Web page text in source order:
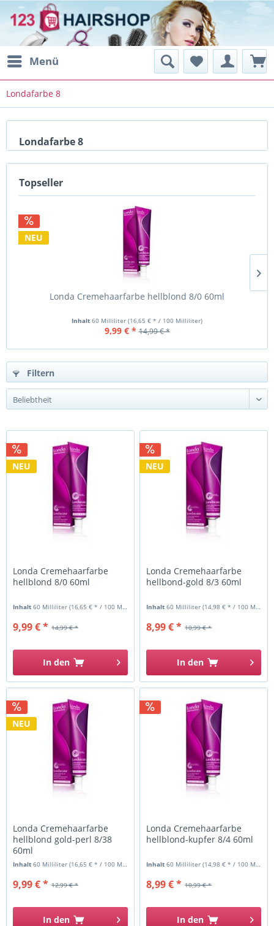
Menü
Londafarbe 8
Londafarbe 8
Topseller
NEU
Londa Cremehaarfarbe hellblond 8/0 60ml
Inhalt 60 Milliliter (16,65 € * / 100 Milliliter)
9,99 € * 14,99 € *
Filtern
NEU
Londa Cremehaarfarbe
hellblond 8/0 60ml
Inhalt60 Milliliter(16,65 € * / 100 Milliliter)
14,99 € *
9,99 € *
In den
NEU
Londa Cremehaarfarbe
hellbond-gold 8/3 60ml
Inhalt60 Milliliter(14,98 € * / 100 Milliliter)
10,99 € *
8,99 € *
In den
NEU
Londa Cremehaarfarbe
hellblond gold-perl 8/38
60ml
Inhalt60 Milliliter(16,65 € * / 100 Milliliter)
12,99 € *
9,99 € *
In den
Londa Cremehaarfarbe
hellblond-kupfer 8/4 60ml
Inhalt60 Milliliter(14,98 € * / 100 Milliliter)
10,99 € *
8,99 € *
In den